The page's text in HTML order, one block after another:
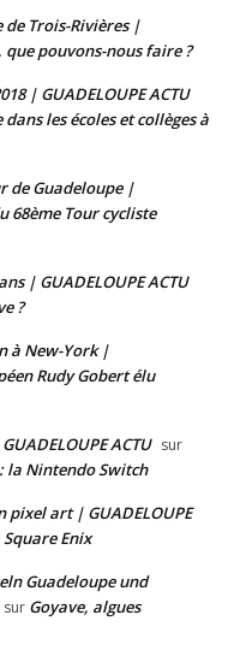
Trois-Rivières |
que pouvons-nous faire ?
| GUADELOUPE ACTU
les écoles et collèges à
de Guadeloupe |
68ème Tour cycliste
| GUADELOUPE ACTU
?
à New-York |
Rudy Gobert élu
ACTU sur
la Nintendo Switch
pixel art | GUADELOUPE
Enix
Guadeloupe und
sur Goyave, algues